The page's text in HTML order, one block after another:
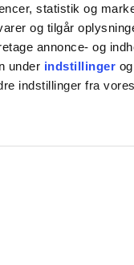
statistik og
og tilgår
annonce- og
under indstillinger
indstillinger fra
og annoncer,
dem, eller som de
